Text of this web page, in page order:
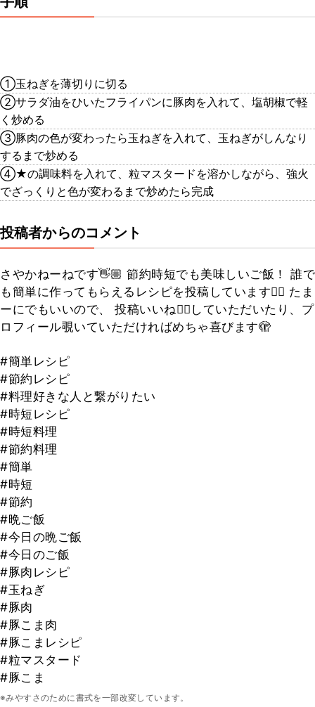
①玉ねぎを薄切りに切る
②サラダ油をひいたフライパンに豚肉を入れて、塩胡椒で軽
く炒める
③豚肉の色が変わったら玉ねぎを入れて、玉ねぎがしんなり
するまで炒める
④★の調味料を入れて、粒マスタードを溶かしながら、強火
でざっくりと色が変わるまで炒めたら完成
投稿者からのコメント
さやかねーねです👋🏼 節約時短でも美味しいご飯！ 誰で
も簡単に作ってもらえるレシピを投稿しています✊🏽 たま
ーにでもいいので、 投稿いいね👍🏻していただいたり、プ
ロフィール覗いていただければめちゃ喜びます🫣
#簡単レシピ
#節約レシピ
#料理好きな人と繋がりたい
#時短レシピ
#時短料理
#節約料理
#簡単
#時短
#節約
#晩ご飯
#今日の晩ご飯
#今日のご飯
#豚肉レシピ
#玉ねぎ
#豚肉
#豚こま肉
#豚こまレシピ
#粒マスタード
#豚こま
※みやすさのために書式を一部改変しています。